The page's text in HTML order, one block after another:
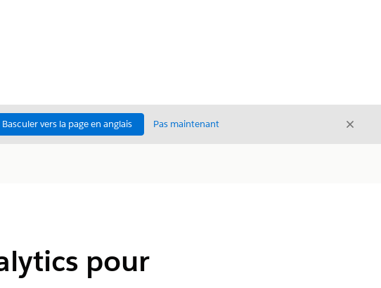
Basculer vers la page en anglais Pas maintenant Fermer
pour